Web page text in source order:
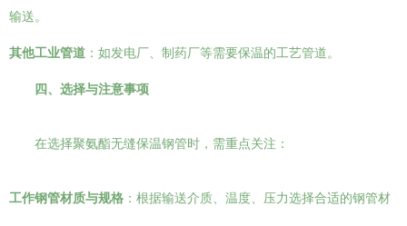
输送。
其他工业管道 ：如发电厂、制药厂等需要保温的工艺管道。
四、选择与注意事项
在选择聚氨酯无缝保温钢管时，需重点关注：
工作钢管材质与规格 ：根据输送介质、温度、压力选择合适的钢管材